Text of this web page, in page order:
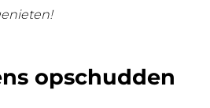
opschudden